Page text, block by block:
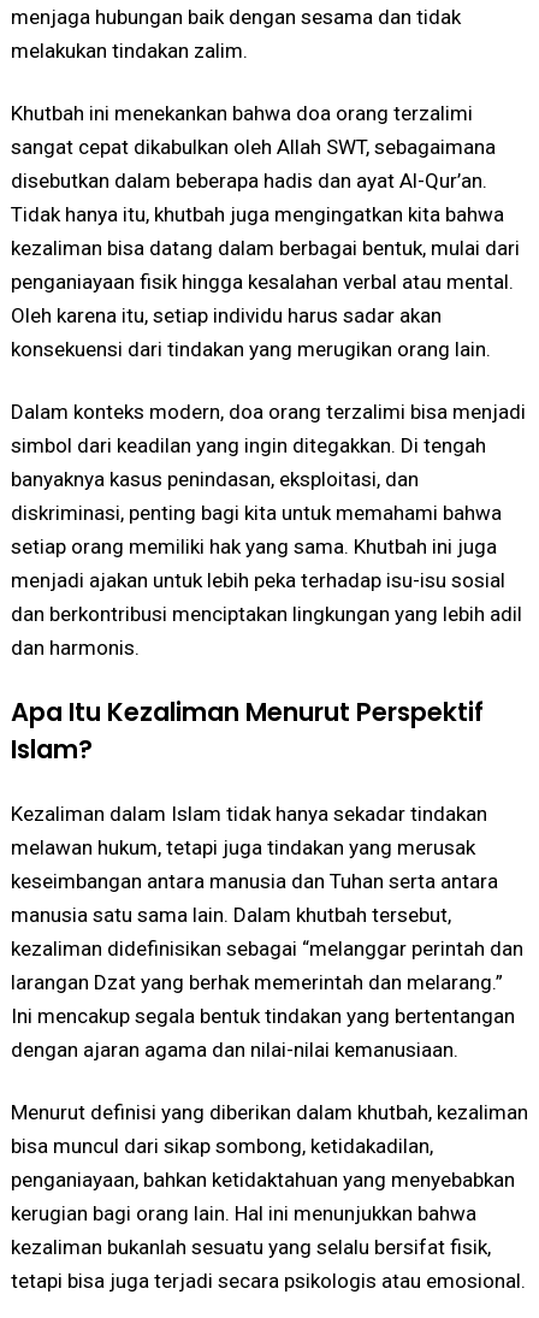
menjaga hubungan baik dengan sesama dan tidak
melakukan tindakan zalim.
Khutbah ini menekankan bahwa doa orang terzalimi
sangat cepat dikabulkan oleh Allah SWT, sebagaimana
disebutkan dalam beberapa hadis dan ayat Al-Qur’an.
Tidak hanya itu, khutbah juga mengingatkan kita bahwa
kezaliman bisa datang dalam berbagai bentuk, mulai dari
penganiayaan fisik hingga kesalahan verbal atau mental.
Oleh karena itu, setiap individu harus sadar akan
konsekuensi dari tindakan yang merugikan orang lain.
Dalam konteks modern, doa orang terzalimi bisa menjadi
simbol dari keadilan yang ingin ditegakkan. Di tengah
banyaknya kasus penindasan, eksploitasi, dan
diskriminasi, penting bagi kita untuk memahami bahwa
setiap orang memiliki hak yang sama. Khutbah ini juga
menjadi ajakan untuk lebih peka terhadap isu-isu sosial
dan berkontribusi menciptakan lingkungan yang lebih adil
dan harmonis.
Apa Itu Kezaliman Menurut Perspektif
Islam?
Kezaliman dalam Islam tidak hanya sekadar tindakan
melawan hukum, tetapi juga tindakan yang merusak
keseimbangan antara manusia dan Tuhan serta antara
manusia satu sama lain. Dalam khutbah tersebut,
kezaliman didefinisikan sebagai “melanggar perintah dan
larangan Dzat yang berhak memerintah dan melarang.”
Ini mencakup segala bentuk tindakan yang bertentangan
dengan ajaran agama dan nilai-nilai kemanusiaan.
Menurut definisi yang diberikan dalam khutbah, kezaliman
bisa muncul dari sikap sombong, ketidakadilan,
penganiayaan, bahkan ketidaktahuan yang menyebabkan
kerugian bagi orang lain. Hal ini menunjukkan bahwa
kezaliman bukanlah sesuatu yang selalu bersifat fisik,
tetapi bisa juga terjadi secara psikologis atau emosional.